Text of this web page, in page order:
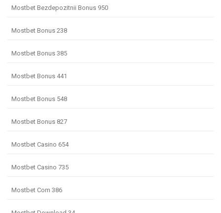
Mostbet Bezdepozitnii Bonus 950
Mostbet Bonus 238
Mostbet Bonus 385
Mostbet Bonus 441
Mostbet Bonus 548
Mostbet Bonus 827
Mostbet Casino 654
Mostbet Casino 735
Mostbet Com 386